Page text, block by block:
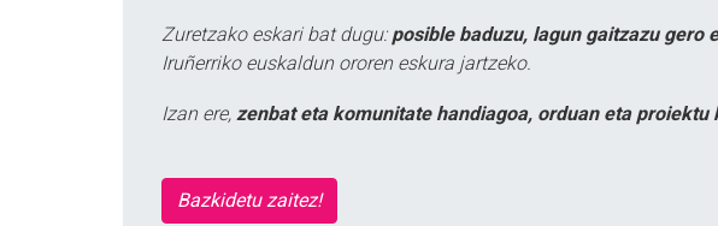
Zuretzako eskari bat dugu: posible baduzu, lagun gaitzazu gero
Iruñerriko euskaldun ororen eskura jartzeko.
Izan ere, zenbat eta komunitate handiagoa, orduan eta
Bazkidetu zaitez!